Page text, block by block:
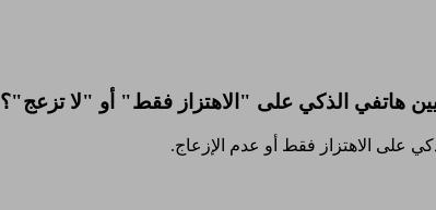
هاتفي الذكي على "الاهتزاز فقط" أو "لا تزعج"؟
على الاهتزاز فقط أو عدم الإزعاج.